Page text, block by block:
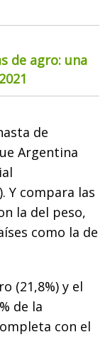
de agro: una
de
Argentina
Y compara las
la del peso,
como la de
(21,8%) y el
de la
con el